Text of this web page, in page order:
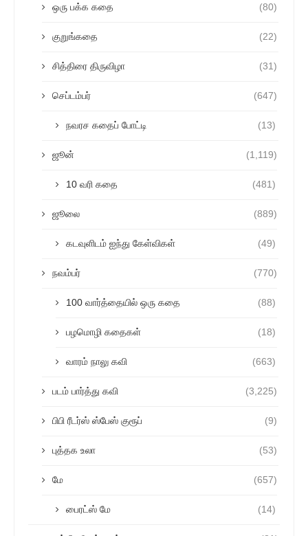
ஒரு பக்க கதை (80)
குறுங்கதை (22)
சித்திரை திருவிழா (31)
செப்டம்பர் (647)
நவரச கதைப் போட்டி (13)
ஜூன் (1,119)
10 வரி கதை (481)
ஜூலை (889)
கடவுளிடம் ஐந்து கேள்விகள் (49)
நவம்பர் (770)
100 வார்த்தையில் ஒரு கதை (88)
பழமொழி கதைகள் (18)
வாரம் நாலு கவி (663)
படம் பார்த்து கவி (3,225)
பிபி ரீடர்ஸ் ஸ்பேஸ் குரூப் (9)
புத்தக உலா (53)
மே (657)
பைரட்ஸ் மே (14)